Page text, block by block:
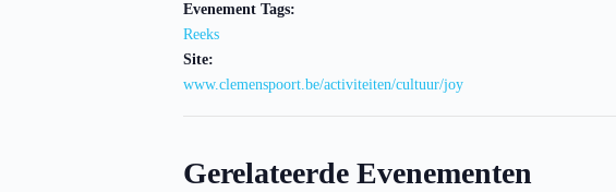
Evenement Tags:
Reeks
Site:
www.clemenspoort.be/activiteiten/cultuur/joy
Gerelateerde Evenementen